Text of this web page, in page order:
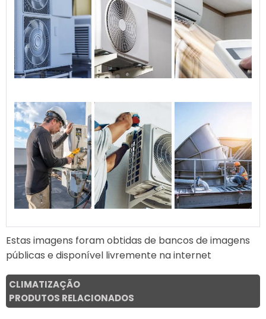
Estas imagens foram obtidas de bancos de imagens
públicas e disponível livremente na internet
CLIMATIZAÇÃO
PRODUTOS RELACIONADOS